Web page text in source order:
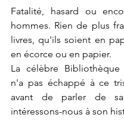
Fatalité, hasard ou
hommes. Rien de plus
livres, qu'ils soient en
en écorce ou en papier.
La célèbre Bibliothèque
n'a pas échappé à ce
avant de parler de sa
intéressons-nous à son